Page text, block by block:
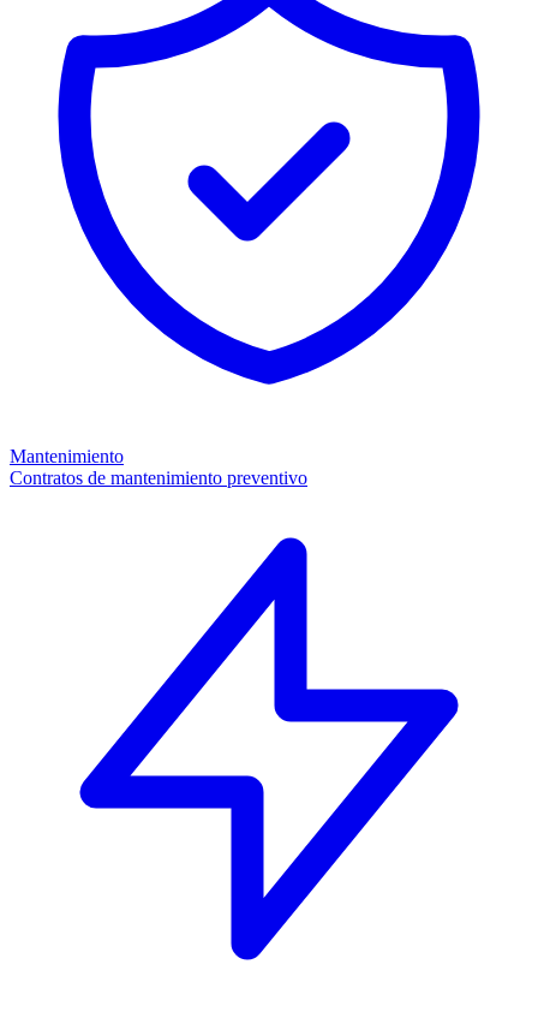
Mantenimiento
Contratos de mantenimiento preventivo